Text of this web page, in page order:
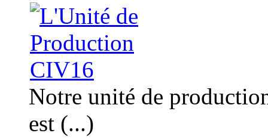
Notre unité de
est (...)